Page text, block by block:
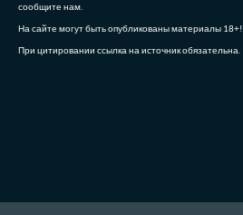
сообщите нам.
На сайте могут быть опубликованы материалы 18+!
При цитировании ссылка на источник обязательна.